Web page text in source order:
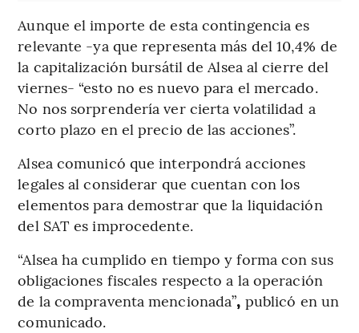
Aunque el importe de esta contingencia es
relevante -ya que representa más del 10,4% de
la capitalización bursátil de Alsea al cierre del
viernes- “esto no es nuevo para el mercado.
No nos sorprendería ver cierta volatilidad a
corto plazo en el precio de las acciones”.
Alsea comunicó que interpondrá acciones
legales al considerar que cuentan con los
elementos para demostrar que la liquidación
del SAT es improcedente.
“Alsea ha cumplido en tiempo y forma con sus
obligaciones fiscales respecto a la operación
de la compraventa mencionada”, publicó en un
comunicado.